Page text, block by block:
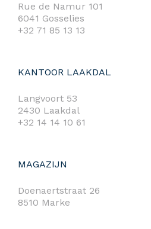
Rue de Namur 101
6041 Gosselies
+32 71 85 13 13
KANTOOR LAAKDAL
Langvoort 53
2430 Laakdal
+32 14 14 10 61
MAGAZIJN
Doenaertstraat 26
8510 Marke